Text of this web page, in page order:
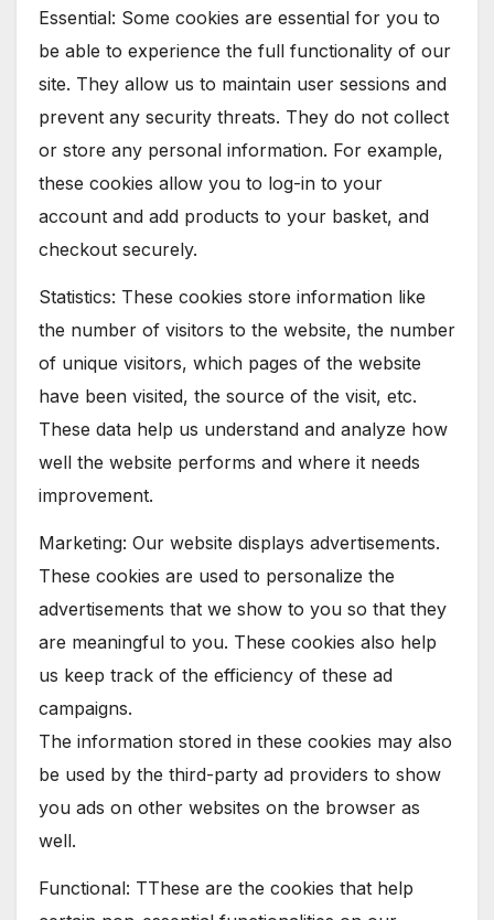
Essential: Some cookies are essential for you to
be able to experience the full functionality of our
site. They allow us to maintain user sessions and
prevent any security threats. They do not collect
or store any personal information. For example,
these cookies allow you to log-in to your
account and add products to your basket, and
checkout securely.
Statistics: These cookies store information like
the number of visitors to the website, the number
of unique visitors, which pages of the website
have been visited, the source of the visit, etc.
These data help us understand and analyze how
well the website performs and where it needs
improvement.
Marketing: Our website displays advertisements.
These cookies are used to personalize the
advertisements that we show to you so that they
are meaningful to you. These cookies also help
us keep track of the efficiency of these ad
campaigns.
The information stored in these cookies may also
be used by the third-party ad providers to show
you ads on other websites on the browser as
well.
Functional: TThese are the cookies that help